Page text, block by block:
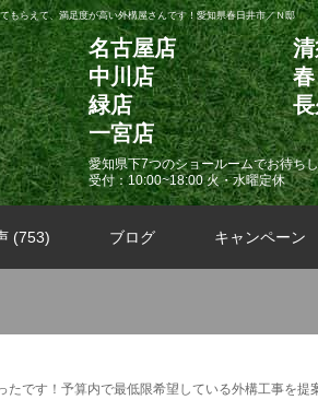
もらえて、満足度が高い外構屋さんです！愛知県春日井市／Ｎ邸
名古屋店
中川店
緑店
一宮店
愛知県下7つのショールームでお待ち
受付：10:00~18:00 火・水曜定休
(753) ブログ キャンペーン
です！予算内で最低限希望している外構工事を